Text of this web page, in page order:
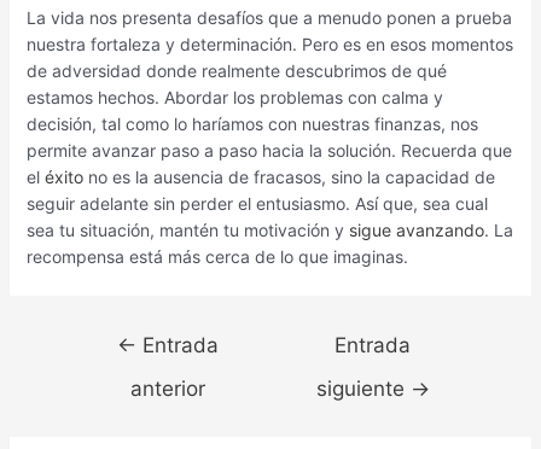
La vida nos presenta desafíos que a menudo ponen a prueba
nuestra fortaleza y determinación. Pero es en esos momentos
de adversidad donde realmente descubrimos de qué
estamos hechos. Abordar los problemas con calma y
decisión, tal como lo haríamos con nuestras finanzas, nos
permite avanzar paso a paso hacia la solución. Recuerda que
el éxitono es la ausencia de fracasos, sino la capacidad de
seguir adelante sin perder el entusiasmo. Así que, sea cual
sea tu situación, mantén tu motivación y sigue avanzando. La
recompensa está más cerca de lo que imaginas.
Navegación
entradas
← Entrada
anterior
Entrada
siguiente →